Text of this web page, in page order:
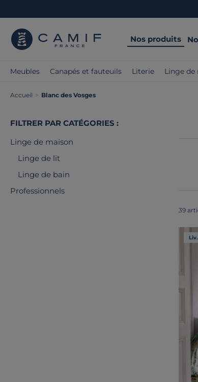
Nos produits
Meubles Canapés et fauteuils Literie Linge de
Accueil > Blanc des Vosges
FILTRER PAR CATÉGORIES :
Linge de maison
Linge de lit
Linge de bain
Professionnels
39